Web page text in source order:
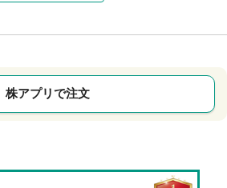
株アプリで注文